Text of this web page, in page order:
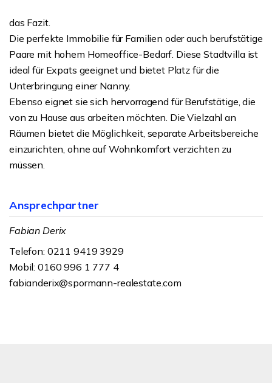
das Fazit.
Die perfekte Immobilie für Familien oder auch berufstätige
Paare mit hohem Homeoffice-Bedarf. Diese Stadtvilla ist
ideal für Expats geeignet und bietet Platz für die
Unterbringung einer Nanny.
Ebenso eignet sie sich hervorragend für Berufstätige, die
von zu Hause aus arbeiten möchten. Die Vielzahl an
Räumen bietet die Möglichkeit, separate Arbeitsbereiche
einzurichten, ohne auf Wohnkomfort verzichten zu
müssen.
Ansprechpartner
Fabian Derix
Telefon: 0211 9419 3929
Mobil: 0160 996 1 777 4
fabianderix@spormann-realestate.com